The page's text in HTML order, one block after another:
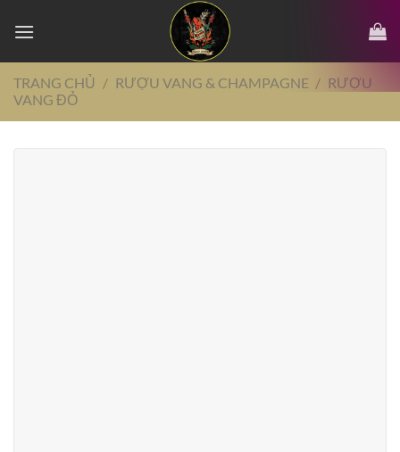
đến
dungTRANG CHỦ / RƯỢU VANG & CHAMPAGNE / RƯỢU
VANG ĐỎ